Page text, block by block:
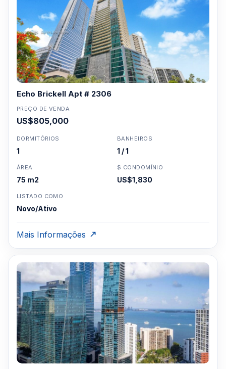
Echo Brickell Apt # 2306
PREÇO DE VENDA
US$805,000
DORMITÓRIOS
1
BANHEIROS
1 / 1
ÁREA
75 m2
$ CONDOMÍNIO
US$1,830
LISTADO COMO
Novo/Ativo
Mais Informações